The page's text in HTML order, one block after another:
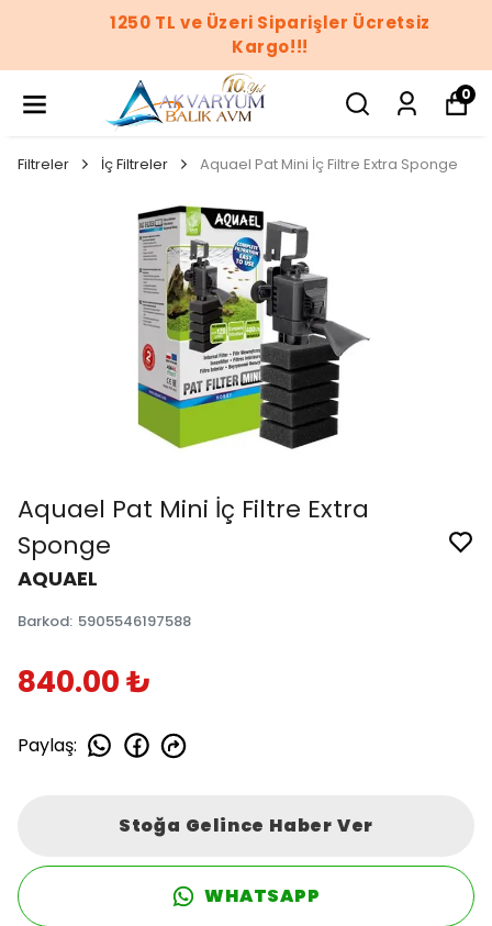
1250 TL ve Üzeri Siparişler Ücretsiz
Kargo!!!
0
Filtreler İç Filtreler Aquael Pat Mini İç Filtre Extra Sponge
Aquael Pat Mini İç Filtre Extra
Sponge
AQUAEL
Barkod: 5905546197588
840.00 ₺
Paylaş:
Stoğa Gelince Haber Ver
WHATSAPP